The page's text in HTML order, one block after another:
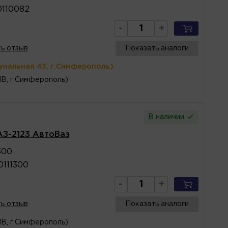
- +
отзыв Показать аналоги
43, г.Симферополь)
г.Симферополь)
В наличии
2123 АвтоВаз
- +
отзыв Показать аналоги
г.Симферополь)